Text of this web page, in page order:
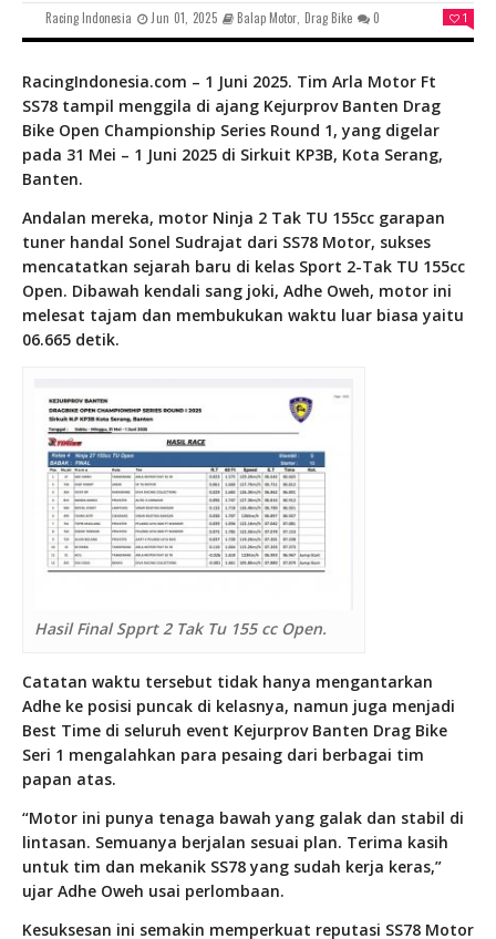
Racing Indonesia Jun 01, 2025 Balap Motor, Drag Bike 0 1
RacingIndonesia.com – 1 Juni 2025. Tim Arla Motor Ft
SS78 tampil menggila di ajang Kejurprov Banten Drag
Bike Open Championship Series Round 1, yang digelar
pada 31 Mei – 1 Juni 2025 di Sirkuit KP3B, Kota Serang,
Banten.
Andalan mereka, motor Ninja 2 Tak TU 155cc garapan
tuner handal Sonel Sudrajat dari SS78 Motor, sukses
mencatatkan sejarah baru di kelas Sport 2-Tak TU 155cc
Open. Dibawah kendali sang joki, Adhe Oweh, motor ini
melesat tajam dan membukukan waktu luar biasa yaitu
06.665 detik.
Hasil Final Spprt 2 Tak Tu 155 cc Open.
Catatan waktu tersebut tidak hanya mengantarkan
Adhe ke posisi puncak di kelasnya, namun juga menjadi
Best Time di seluruh event Kejurprov Banten Drag Bike
Seri 1 mengalahkan para pesaing dari berbagai tim
papan atas.
“Motor ini punya tenaga bawah yang galak dan stabil di
lintasan. Semuanya berjalan sesuai plan. Terima kasih
untuk tim dan mekanik SS78 yang sudah kerja keras,”
ujar Adhe Oweh usai perlombaan.
Kesuksesan ini semakin memperkuat reputasi SS78 Motor